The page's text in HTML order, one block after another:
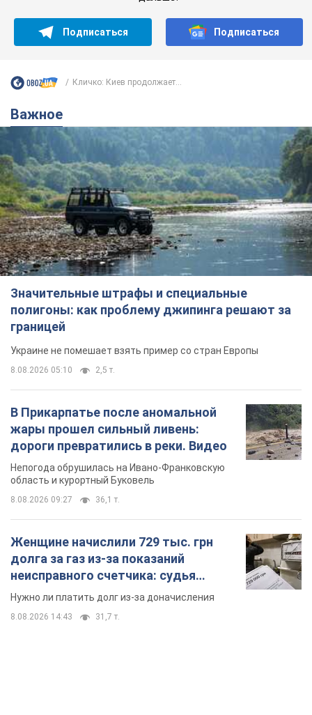
Подписаться Подписаться
Кличко: Киев продолжает...
Важное
Значительные штрафы и специальные
полигоны: как проблему джипинга решают за
границей
Украине не помешает взять пример со стран Европы
8.08.2026 05:10 2,5 т.
В Прикарпатье после аномальной
жары прошел сильный ливень:
дороги превратились в реки. Видео
Непогода обрушилась на Ивано-Франковскую
область и курортный Буковель
8.08.2026 09:27 36,1 т.
Женщине начислили 729 тыс. грн
долга за газ из-за показаний
неисправного счетчика: судья
вынес неожиданное решение
Нужно ли платить долг из-за доначисления
8.08.2026 14:43 31,7 т.